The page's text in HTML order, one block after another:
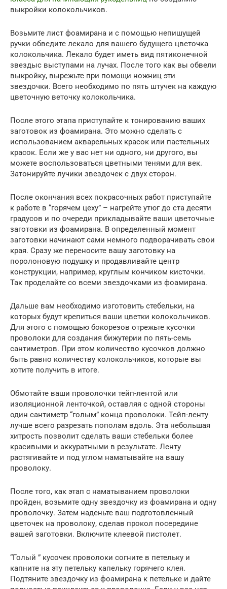
выкройки колокольчиков.
Возьмите лист фоамирана и с помощью непишущей
ручки обведите лекало для вашего будущего цветочка
колокольчика. Лекало будет иметь вид пятиконечной
звездыс выступами на лучах. После того как вы обвели
выкройку, вырежьте при помощи ножниц эти
звездочки. Всего необходимо по пять штучек на каждую
цветочную веточку колокольчика.
После этого этапа приступайте к тонированию ваших
заготовок из фоамирана. Это можно сделать с
использованием акварельных красок или пастельных
красок. Если же у вас нет ни одного, ни другого, вы
можете воспользоваться цветными тенями для век.
Затонируйте лучики звездочек с двух сторон.
После окончания всех покрасочных работ приступайте
к работе в “горячем цеху” – нагрейте утюг до ста десяти
градусов и по очереди прикладывайте ваши цветочные
заготовки из фоамирана. В определенный момент
заготовки начинают сами немного подворачивать свои
края. Сразу же переносите вашу заготовку на
поролоновую подушку и продавливайте центр
конструкции, например, круглым кончиком кисточки.
Так проделайте со всеми звездочками из фоамирана.
Дальше вам необходимо изготовить стебельки, на
которых будут крепиться ваши цветки колокольчиков.
Для этого с помощью бокорезов отрежьте кусочки
проволоки для создания бижутерии по пять-семь
сантиметров. При этом количество кусочков должно
быть равно количеству колокольчиков, которые вы
хотите получить в итоге.
Обмотайте ваши проволочки тейп-лентой или
изоляционной ленточкой, оставляя с одной стороны
один сантиметр “голым” конца проволоки. Тейп-ленту
лучше всего разрезать пополам вдоль. Эта небольшая
хитрость позволит сделать ваши стебельки более
красивыми и аккуратными в результате. Ленту
растягивайте и под углом наматывайте на вашу
проволоку.
После того, как этап с наматыванием проволоки
пройден, возьмите одну звездочку из фоамирана и одну
проволочку. Затем наденьте ваш подготовленный
цветочек на проволоку, сделав прокол посередине
вашей заготовки. Включите клеевой пистолет.
“Голый ” кусочек проволоки согните в петельку и
капните на эту петельку капельку горячего клея.
Подтяните звездочку из фоамирана к петельке и дайте